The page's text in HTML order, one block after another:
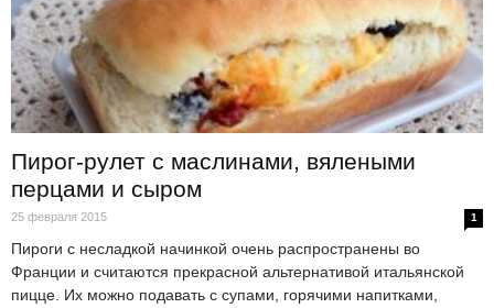
Пирог-рулет с маслинами, вялеными
перцами и сыром
25 февраля 2015 1
Пироги с несладкой начинкой очень распространены во
Франции и считаются прекрасной альтернативой итальянской
пицце. Их можно подавать с супами, горячими напитками,